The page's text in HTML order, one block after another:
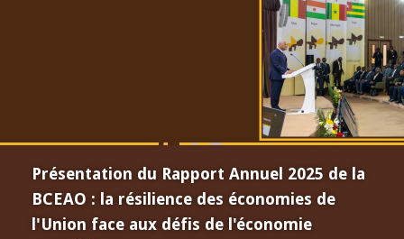
Présentation du Rapport Annuel 2025 de la
BCEAO : la résilience des économies de
l'Union face aux défis de l'économie